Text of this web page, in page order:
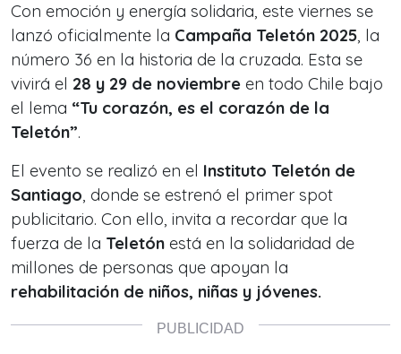
Con emoción y energía solidaria, este viernes se
lanzó oficialmente la Campaña Teletón 2025, la
número 36 en la historia de la cruzada. Esta se
vivirá el 28 y 29 de noviembre en todo Chile bajo
el lema “Tu corazón, es el corazón de la
Teletón”.
El evento se realizó en el Instituto Teletón de
Santiago, donde se estrenó el primer spot
publicitario. Con ello, invita a recordar que la
fuerza de la Teletón está en la solidaridad de
millones de personas que apoyan la
rehabilitación de niños, niñas y jóvenes.